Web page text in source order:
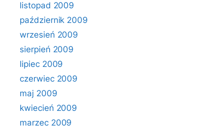
listopad 2009
październik 2009
wrzesień 2009
sierpień 2009
lipiec 2009
czerwiec 2009
maj 2009
kwiecień 2009
marzec 2009